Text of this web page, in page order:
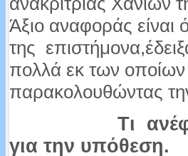
Άξιο αναφοράς είναι
της
πολλά εκ των οποίων
παρακολουθώντας
Τι
για την υπόθεση.